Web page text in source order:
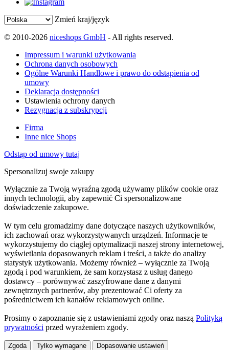
Zmień kraj/język
© 2010-2026 niceshops GmbH - All rights reserved.
Impressum i warunki użytkowania
Ochrona danych osobowych
Ogólne Warunki Handlowe i prawo do odstąpienia od
umowy
Deklaracja dostępności
Ustawienia ochrony danych
Rezygnacja z subskrypcji
Firma
Inne nice Shops
Odstąp od umowy tutaj
Spersonalizuj swoje zakupy
Wyłącznie za Twoją wyraźną zgodą używamy plików cookie oraz
innych technologii, aby zapewnić Ci spersonalizowane
doświadczenie zakupowe.
W tym celu gromadzimy dane dotyczące naszych użytkowników,
ich zachowań oraz wykorzystywanych urządzeń. Informacje te
wykorzystujemy do ciągłej optymalizacji naszej strony internetowej,
wyświetlania dopasowanych reklam i treści, a także do analizy
statystyk użytkowania. Możemy również – wyłącznie za Twoją
zgodą i pod warunkiem, że sam korzystasz z usług danego
dostawcy – porównywać zaszyfrowane dane z danymi
zewnętrznych partnerów, aby prezentować Ci oferty za
pośrednictwem ich kanałów reklamowych online.
Prosimy o zapoznanie się z ustawieniami zgody oraz naszą Polityką
prywatności przed wyrażeniem zgody.
Zgoda Tylko wymagane Dopasowanie ustawień